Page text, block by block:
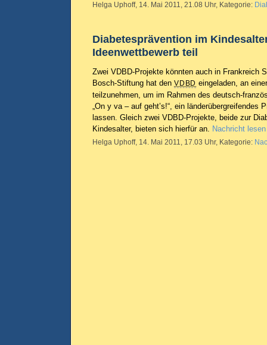
Helga Uphoff, 14. Mai 2011, 21.08 Uhr, Kategorie:
Diabetesprävention im
Ideenwettbewerb teil
Zwei VDBD-Projekte könnten auch in Frankreich
Bosch-Stiftung hat den VDBD eingeladen, an
teilzunehmen, um im Rahmen des deutsch-
„On y va – auf geht’s!“, ein länderübergreifendes
lassen. Gleich zwei VDBD-Projekte, beide zur
Kindesalter, bieten sich hierfür an. Nachricht lesen
Helga Uphoff, 14. Mai 2011, 17.03 Uhr, Kategorie: